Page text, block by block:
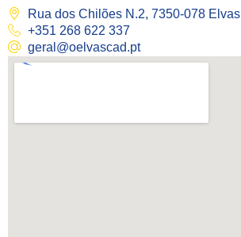
Rua dos Chilões N.2, 7350-078 Elvas
+351 268 622 337
geral@oelvascad.pt